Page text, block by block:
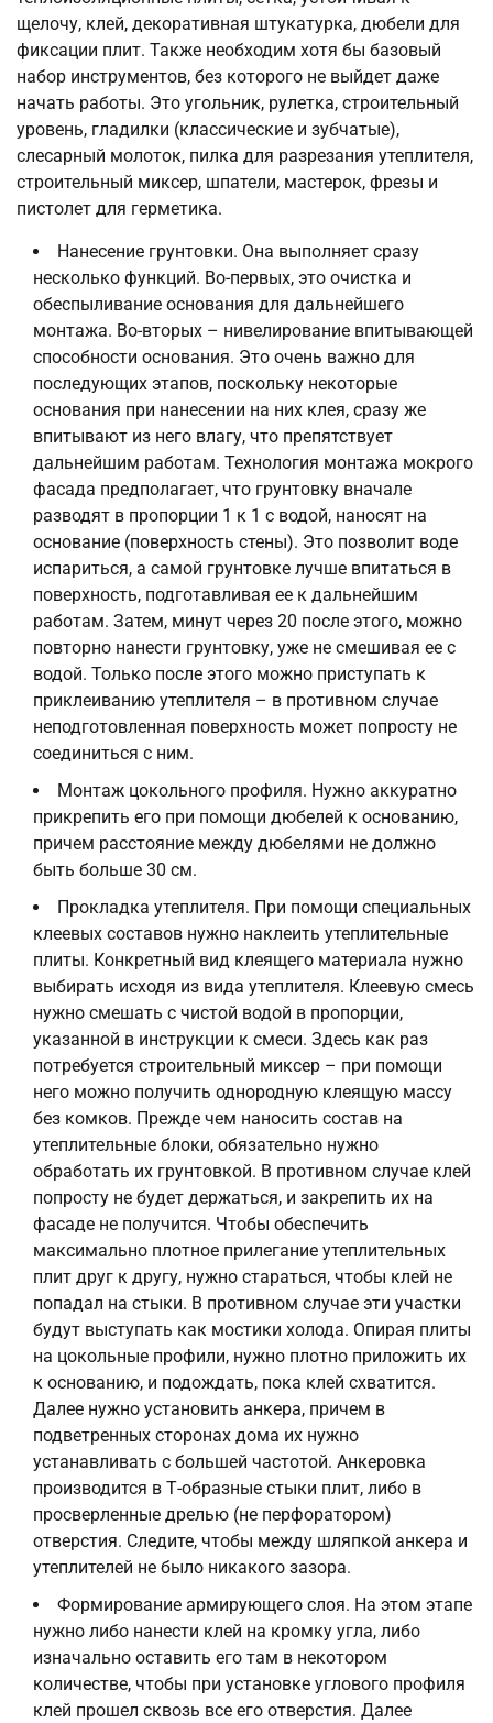
щелочу, клей, декоративная штукатурка, дюбели для
фиксации плит. Также необходим хотя бы базовый
набор инструментов, без которого не выйдет даже
начать работы. Это угольник, рулетка, строительный
уровень, гладилки (классические и зубчатые),
слесарный молоток, пилка для разрезания утеплителя,
строительный миксер, шпатели, мастерок, фрезы и
пистолет для герметика.
Нанесение грунтовки. Она выполняет сразу
несколько функций. Во-первых, это очистка и
обеспыливание основания для дальнейшего
монтажа. Во-вторых – нивелирование впитывающей
способности основания. Это очень важно для
последующих этапов, поскольку некоторые
основания при нанесении на них клея, сразу же
впитывают из него влагу, что препятствует
дальнейшим работам. Технология монтажа мокрого
фасада предполагает, что грунтовку вначале
разводят в пропорции 1 к 1 с водой, наносят на
основание (поверхность стены). Это позволит воде
испариться, а самой грунтовке лучше впитаться в
поверхность, подготавливая ее к дальнейшим
работам. Затем, минут через 20 после этого, можно
повторно нанести грунтовку, уже не смешивая ее с
водой. Только после этого можно приступать к
приклеиванию утеплителя – в противном случае
неподготовленная поверхность может попросту не
соединиться с ним.
Монтаж цокольного профиля. Нужно аккуратно
прикрепить его при помощи дюбелей к основанию,
причем расстояние между дюбелями не должно
быть больше 30 см.
Прокладка утеплителя. При помощи специальных
клеевых составов нужно наклеить утеплительные
плиты. Конкретный вид клеящего материала нужно
выбирать исходя из вида утеплителя. Клеевую смесь
нужно смешать с чистой водой в пропорции,
указанной в инструкции к смеси. Здесь как раз
потребуется строительный миксер – при помощи
него можно получить однородную клеящую массу
без комков. Прежде чем наносить состав на
утеплительные блоки, обязательно нужно
обработать их грунтовкой. В противном случае клей
попросту не будет держаться, и закрепить их на
фасаде не получится. Чтобы обеспечить
максимально плотное прилегание утеплительных
плит друг к другу, нужно стараться, чтобы клей не
попадал на стыки. В противном случае эти участки
будут выступать как мостики холода. Опирая плиты
на цокольные профили, нужно плотно приложить их
к основанию, и подождать, пока клей схватится.
Далее нужно установить анкера, причем в
подветренных сторонах дома их нужно
устанавливать с большей частотой. Анкеровка
производится в Т-образные стыки плит, либо в
просверленные дрелью (не перфоратором)
отверстия. Следите, чтобы между шляпкой анкера и
утеплителей не было никакого зазора.
Формирование армирующего слоя. На этом этапе
нужно либо нанести клей на кромку угла, либо
изначально оставить его там в некотором
количестве, чтобы при установке углового профиля
клей прошел сквозь все его отверстия. Далее